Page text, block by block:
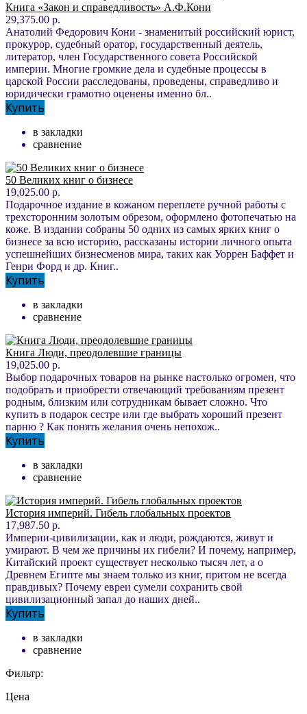
Книга «Закон и справедливость» А.Ф.Кони
29,375.00 р.
Анатолий Федорович Кони - знаменитый российский юрист,
прокурор, судебный оратор, государственный деятель,
литератор, член Государственного совета Российской
империи. Многие громкие дела и судебные процессы в
царской России расследованы, проведены, справедливо и
юридически грамотно оценены именно бл..
Купить
в закладки
сравнение
50 Великих книг о бизнесе
19,025.00 р.
Подарочное издание в кожаном переплете ручной работы с
трехсторонним золотым обрезом, оформлено фотопечатью на
коже. В издании собраны 50 одних из самых ярких книг о
бизнесе за всю историю, рассказаны истории личного опыта
успешнейших бизнесменов мира, таких как Уоррен Баффет и
Генри Форд и др. Книг..
Купить
в закладки
сравнение
Книга Люди, преодолевшие границы
19,025.00 р.
Выбор подарочных товаров на рынке настолько огромен, что
подобрать и приобрести отвечающий требованиям презент
родным, близким или сотрудникам бывает сложно. Что
купить в подарок сестре или где выбрать хороший презент
парню ? Как понять желания очень непохож..
Купить
в закладки
сравнение
История империй. Гибель глобальных проектов
17,987.50 р.
Империи-цивилизации, как и люди, рождаются, живут и
умирают. В чем же причины их гибели? И почему, например,
Китайский проект существует несколько тысяч лет, а о
Древнем Египте мы знаем только из книг, притом не всегда
правдивых? Почему евреи сумели сохранить свой
цивилизационный запал до наших дней..
Купить
в закладки
сравнение
Фильтр:
Цена